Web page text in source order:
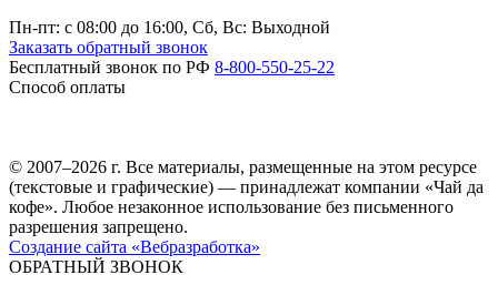
Пн-пт: c 08:00 до 16:00, Сб, Вс: Выходной
Заказать обратный звонок
Бесплатный звонок по РФ 8-800-550-25-22
Способ оплаты
© 2007–2026 г. Все материалы, размещенные на этом ресурсе
(текстовые и графические) — принадлежат компании «Чай да
кофе». Любое незаконное использование без письменного
разрешения запрещено.
Создание сайта «Вебразработка»
ОБРАТНЫЙ ЗВОНОК